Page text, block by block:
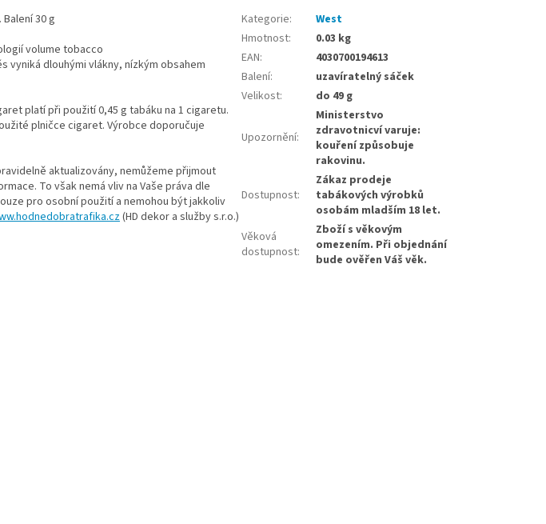
30 g
volume tobacco
vyniká dlouhými vlákny, nízkým obsahem
platí při použití 0,45 g tabáku na 1 cigaretu.
plničce cigaret. Výrobce doporučuje
aktualizovány, nemůžeme přijmout
To však nemá vliv na Vaše práva dle
pro osobní použití a nemohou být jakkoliv
(HD dekor a služby s.r.o.)
Kategorie:
West
Hmotnost:
0.03 kg
EAN:
4030700194613
Balení:
uzavíratelný sáček
Velikost: do 49 g
Upozornění:
Ministerstvo
zdravotnicví varuje:
kouření způsobuje
rakovinu.
Dostupnost:
Zákaz prodeje
tabákových výrobků
osobám mladším 18 let.
Věková
dostupnost:
Zboží s věkovým
omezením. Při objednání
bude ověřen Váš věk.